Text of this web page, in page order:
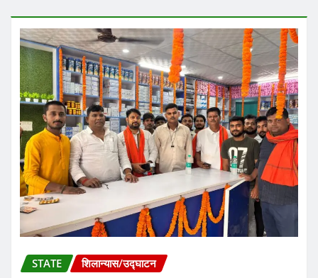
STATE शिलान्यास/उद्घाटन